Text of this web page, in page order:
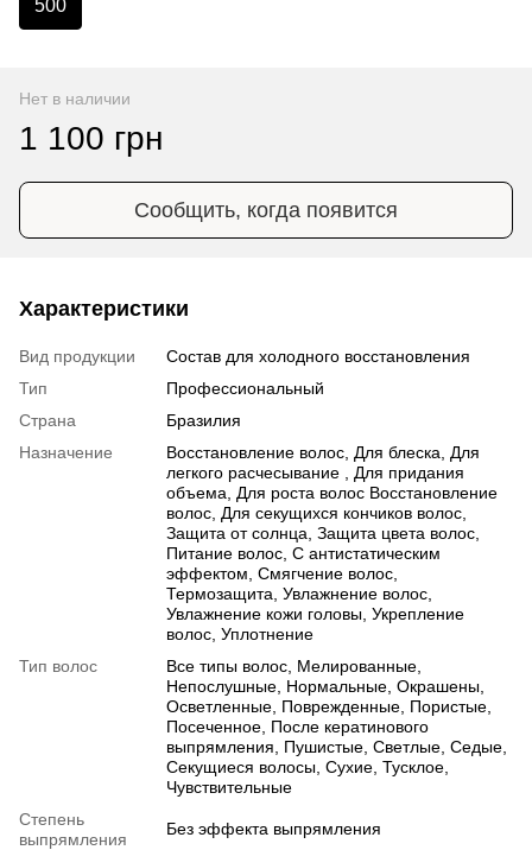
500
Нет в наличии
1 100 грн
Сообщить, когда появится
Характеристики
Вид продукции
Состав для холодного восстановления
Тип
Профессиональный
Страна
Бразилия
Назначение
Восстановление волос, Для блеска, Для
легкого расчесывание , Для придания
объема, Для роста волос Восстановление
волос, Для секущихся кончиков волос,
Защита от солнца, Защита цвета волос,
Питание волос, С антистатическим
эффектом, Смягчение волос,
Термозащита, Увлажнение волос,
Увлажнение кожи головы, Укрепление
волос, Уплотнение
Тип волос
Все типы волос, Мелированные,
Непослушные, Нормальные, Окрашены,
Осветленные, Поврежденные, Пористые,
Посеченное, После кератинового
выпрямления, Пушистые, Светлые, Седые,
Секущиеся волосы, Сухие, Тусклое,
Чувствительные
Степень
выпрямления
Без эффекта выпрямления